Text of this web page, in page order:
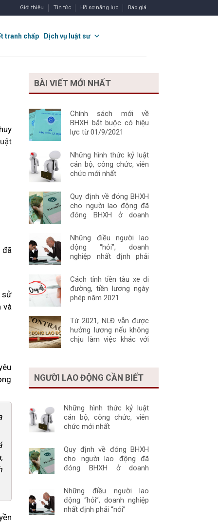
Giới thiệu Tin tức Hồ sơ năng lực Báo giá
tranh chấp Dịch vụ luật sư
sử
và
BÀI VIẾT MỚI NHẤT
Chính sách mới về
BHXH bắt buộc có hiệu
lực từ 01/9/2021
Những hình thức kỷ luật
cán bộ, công chức, viên
chức mới nhất
Quy định về đóng BHXH
cho người lao động đã
đóng BHXH ở doanh
Những điều người lao
động “hỏi”, doanh
nghiệp nhất định phải
Cách tính tiền tàu xe đi
đường, tiền lương ngày
phép năm 2021
Từ 2021, NLĐ vẫn được
hưởng lương nếu không
chịu làm việc khác với
NGƯỜI LAO ĐỘNG CẦN BIẾT
Những hình thức kỷ luật
cán bộ, công chức, viên
chức mới nhất
Quy định về đóng BHXH
cho người lao động đã
đóng BHXH ở doanh
Những điều người lao
động “hỏi”, doanh nghiệp
nhất định phải “nói”